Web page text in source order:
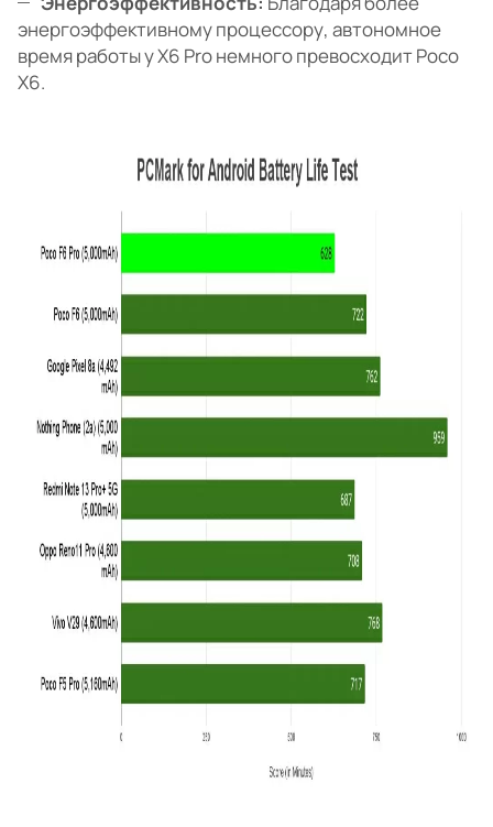
энергоэффективному процессору, автономное
время работы у X6 Pro немного превосходит Poco
X6.